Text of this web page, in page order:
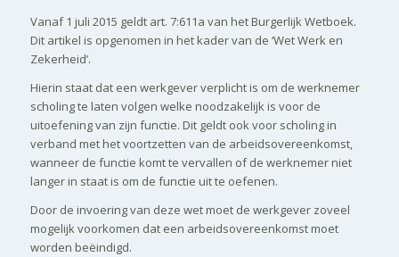
Vanaf 1 juli 2015 geldt art. 7:611a van het Burgerlijk Wetboek.
Dit artikel is opgenomen in het kader van de ‘Wet Werk en
Zekerheid’.
Hierin staat dat een werkgever verplicht is om de werknemer
scholing te laten volgen welke noodzakelijk is voor de
uitoefening van zijn functie. Dit geldt ook voor scholing in
verband met het voortzetten van de arbeidsovereenkomst,
wanneer de functie komt te vervallen of de werknemer niet
langer in staat is om de functie uit te oefenen.
Door de invoering van deze wet moet de werkgever zoveel
mogelijk voorkomen dat een arbeidsovereenkomst moet
worden beëindigd.